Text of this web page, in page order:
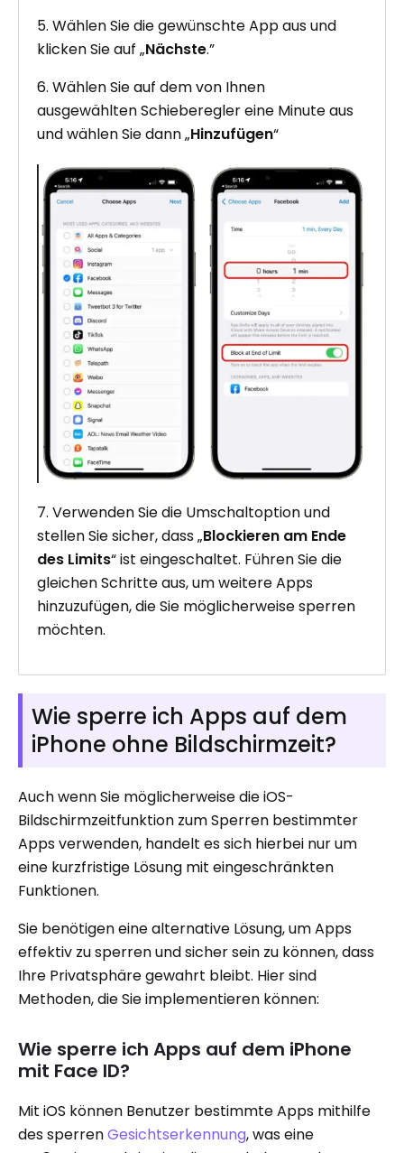
5. Wählen Sie die gewünschte App aus und
klicken Sie auf „Nächste.”
6. Wählen Sie auf dem von Ihnen
ausgewählten Schieberegler eine Minute aus
und wählen Sie dann „Hinzufügen“
7. Verwenden Sie die Umschaltoption und
stellen Sie sicher, dass „Blockieren am Ende
des Limits“ ist eingeschaltet. Führen Sie die
gleichen Schritte aus, um weitere Apps
hinzuzufügen, die Sie möglicherweise sperren
möchten.
Wie sperre ich Apps auf dem
iPhone ohne Bildschirmzeit?
Auch wenn Sie möglicherweise die iOS-
Bildschirmzeitfunktion zum Sperren bestimmter
Apps verwenden, handelt es sich hierbei nur um
eine kurzfristige Lösung mit eingeschränkten
Funktionen.
Sie benötigen eine alternative Lösung, um Apps
effektiv zu sperren und sicher sein zu können, dass
Ihre Privatsphäre gewahrt bleibt. Hier sind
Methoden, die Sie implementieren können:
Wie sperre ich Apps auf dem iPhone
mit Face ID?
Mit iOS können Benutzer bestimmte Apps mithilfe
des sperrenGesichtserkennung, was eine